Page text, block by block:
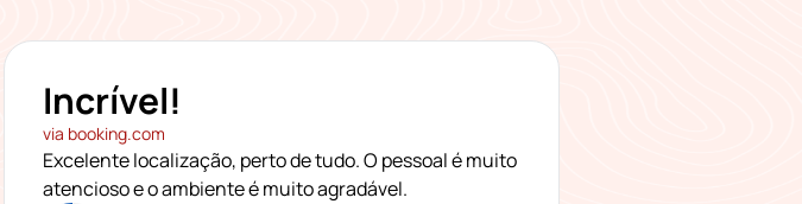
Incrível!
via booking.com
Excelente localização, perto de tudo. O pessoal é muito
atencioso e o ambiente é muito agradável.